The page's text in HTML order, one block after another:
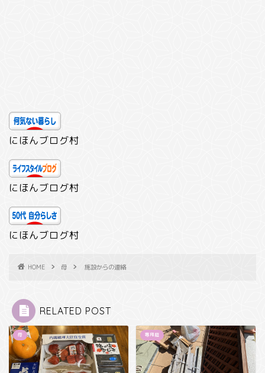
にほんブログ村
にほんブログ村
にほんブログ村
HOME 母 施設からの連絡
RELATED POST
母 専用庭